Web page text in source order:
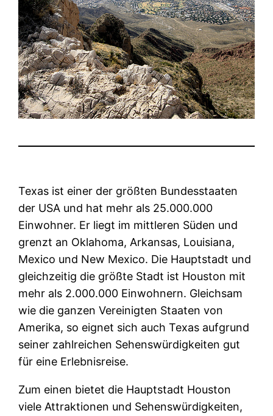
Texas ist einer der größten Bundesstaaten
der USA und hat mehr als 25.000.000
Einwohner. Er liegt im mittleren Süden und
grenzt an Oklahoma, Arkansas, Louisiana,
Mexico und New Mexico. Die Hauptstadt und
gleichzeitig die größte Stadt ist Houston mit
mehr als 2.000.000 Einwohnern. Gleichsam
wie die ganzen Vereinigten Staaten von
Amerika, so eignet sich auch Texas aufgrund
seiner zahlreichen Sehenswürdigkeiten gut
für eine Erlebnisreise.
Zum einen bietet die Hauptstadt Houston
viele Attraktionen und Sehenswürdigkeiten,